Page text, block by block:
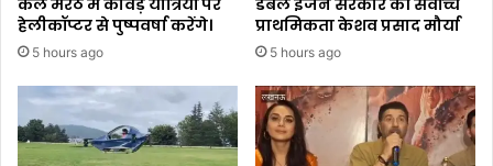
कल मेरठ में कांवड़ यात्रियों पर
हेलीकॉप्टर से पुष्पवर्षा करेंगे।
5 hours ago
डबल इंजन सरकार की सर्वोच्च
प्राथमिकता केशव प्रसाद मौर्या
5 hours ago